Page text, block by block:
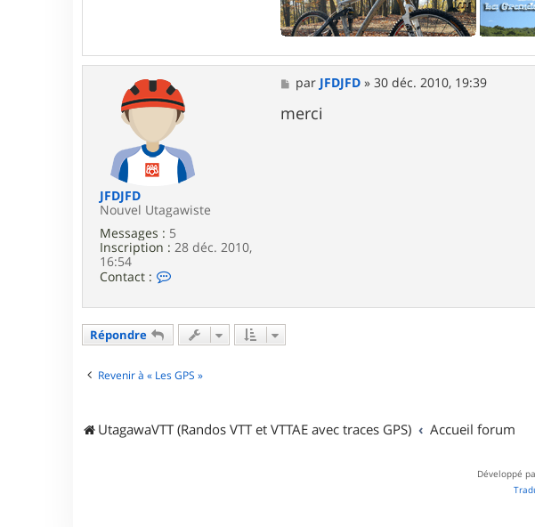
c
e
r
G
a
r
i
k
JFDJFD
Nouvel Utagawiste
Messages : 5
Inscription : 28 déc. 2010,
16:54
Contact :
c
e
D
M
e
s
s
par JFDJFD »30 déc. 2010, 19:39
merci
Répondre
Revenir à « Les GPS »
UtagawaVTT (Randos VTT et VTTAE avec traces GPS) Accueil forum
Développé